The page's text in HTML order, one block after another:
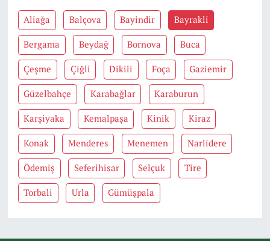
Aliağa Balçova Bayindir Bayrakli
Bergama Beydağ Bornova Buca
Çeşme Çiğli Dikili Foça Gaziemir
Güzelbahçe Karabağlar Karaburun
Karşiyaka Kemalpaşa Kinik Kiraz
Konak Menderes Menemen Narlidere
Ödemiş Seferihisar Selçuk Tire
Torbali Urla Gümüşpala